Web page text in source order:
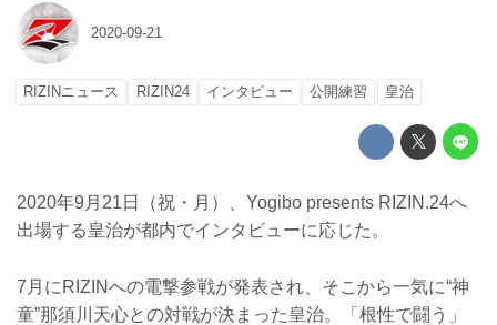
2020-09-21
RIZINニュース RIZIN24 インタビュー 公開練習 皇治
2020年9月21日（祝・月）、Yogibo presents RIZIN.24へ
出場する皇治が都内でインタビューに応じた。
7月にRIZINへの電撃参戦が発表され、そこから一気に“神
童”那須川天心との対戦が決まった皇治。「根性で闘う」